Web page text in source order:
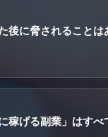
後に脅されることは
に稼げる副業」はす